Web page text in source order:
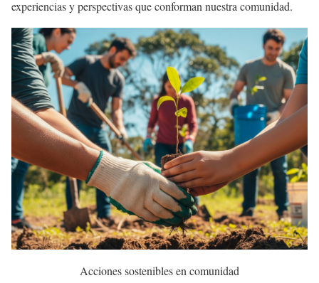
experiencias y perspectivas que conforman nuestra comunidad.
Acciones sostenibles en comunidad